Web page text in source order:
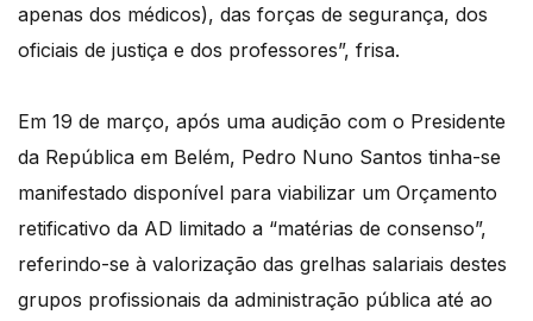
apenas dos médicos), das forças de segurança, dos
oficiais de justiça e dos professores”, frisa.
Em 19 de março, após uma audição com o Presidente
da República em Belém, Pedro Nuno Santos tinha-se
manifestado disponível para viabilizar um Orçamento
retificativo da AD limitado a “matérias de consenso”,
referindo-se à valorização das grelhas salariais destes
grupos profissionais da administração pública até ao